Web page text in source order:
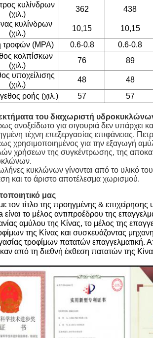
κυλίνδρων
(χιλ.)
362 438
κυλίνδρων
(χιλ.)
10,15 10,15
τροφών (MPA)
0.6-0.8 0.6-0.8
κολπίσκων
(χιλ.)
76 89
υποχείλισης
(χιλ.)
48 48
ροής (χιλ.)
57 57
του διαχωριστή
ανοξείδωτο για σιγουριά δεν υπάρχει
τέχνη επεξεργασίας επιφάνειας.
χρησιμοποιημένος για την εξαγωγή
χρήσεων της συγκέντρωσης, της
κυκλώνων γίνονται από το υλικό
και το άριστο αποτέλεσμα χωρισμού.
μας
τον τίτλο της προηγμένης &
είναι το μέλος αντιπροέδρου της
αμύλου της Κίνας, το μέλος της
της Κίνας και συσκευάζοντας
τροφίμων πατατών επαγγελματική.
από τη διεθνή έκθεση πατατών της